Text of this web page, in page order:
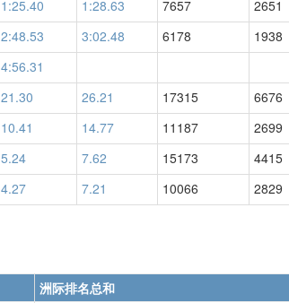
1:25.40 1:28.63 7657 2651
2:48.53 3:02.48 6178 1938
4:56.31
21.30 26.21 17315 6676
10.41 14.77 11187 2699
5.24 7.62 15173 4415
4.27 7.21 10066 2829
洲际排名总和